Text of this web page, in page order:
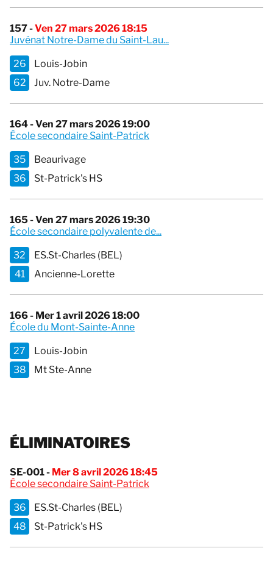
157 -Ven 27 mars 2026 18:15
Juvénat Notre-Dame du Saint-Lau...
26
Louis-Jobin
62
Juv. Notre-Dame
164 - Ven 27 mars 2026 19:00
École secondaire Saint-Patrick
35
Beaurivage
36
St-Patrick's HS
165 - Ven 27 mars 2026 19:30
École secondaire polyvalente de...
32
ES.St-Charles (BEL)
41
Ancienne-Lorette
166 - Mer 1 avril 2026 18:00
École du Mont-Sainte-Anne
27
Louis-Jobin
38
Mt Ste-Anne
ÉLIMINATOIRES
SE-001 - Mer 8 avril 2026 18:45
École secondaire Saint-Patrick
36
ES.St-Charles (BEL)
48
St-Patrick's HS